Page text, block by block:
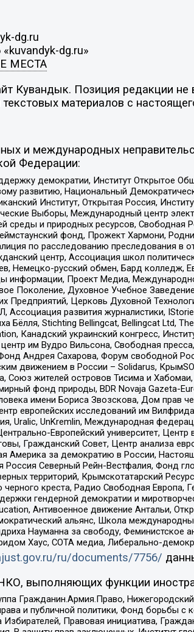
dg.ru
dg.ru»
МЕСТА
Кувандык. Позиция редакции не
материалов с
и международных
Федерации:
демократии, Институт Открытое
развитию, Национальный
Институт, Открытая Россия,
Выборы, Международный центр
и природных ресурсов, Свободная
фонд, Прожект Хармони,
по расследованию преследования в
центр, Ассоциация школ
Немецко-русский обмен, Бард
информации, Проект Медиа,
Поколение, Духовное Учебное
Предприятий, Церковь Духовной
развития журналистики,
Бёлля, Stichting Bellingcat, Bellingcat Ltd,
Канадский украинский конгресс,
им Вудро Вильсона, Свободная
Андрея Сахарова, Форум свободной
движением в России – Solidarus,
Союз жителей островов Тисима и
фонд природы, BDR Novaja Gazeta-
имени Бориса Звозскова, Дом прав
европейских исследований им
Uralic, UnKremlin, Международная
Европейский университет,
Гражданский Совет, Центр анализа
Америка за демократию в России,
Россия Северный Рейн-Вестфалия, Фонд
территорий, Крымскотатарский
черного креста, Радио Свободная
гендерной демократии и
Антивоенное движение Антальи,
альянс, Школа
Науманна за свободу, Феминистское
Хаус, СОТА медиа, Либерально-
ru/documents/7756/
выполняющих функции
Гражданин.Армия.Право,
и публичной политики, Фонд борьбы
Избирателей, Правовая инициатива,